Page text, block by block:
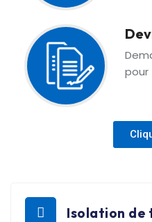
pour
Isolation de